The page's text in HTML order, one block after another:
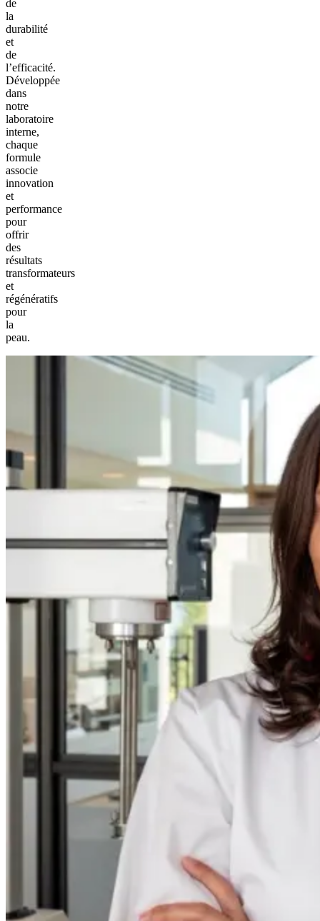
de
la
durabilité
et
de
l’efficacité.
Développée
dans
notre
laboratoire
interne,
chaque
formule
associe
innovation
et
performance
pour
offrir
des
résultats
transformateurs
et
régénératifs
pour
la
peau.